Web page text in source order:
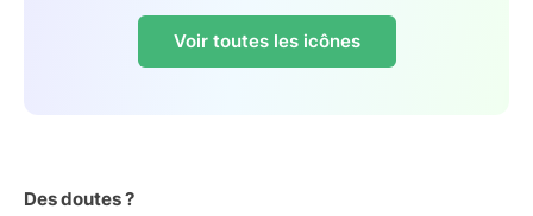
Voir toutes les icônes
Des doutes ?